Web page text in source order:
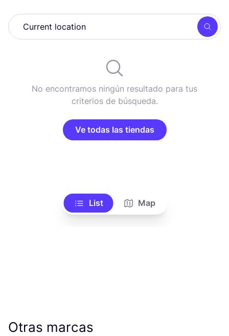
No encontramos ningún resultado para tus
criterios de búsqueda.
Ve todas las tiendas
List Map
Otras marcas